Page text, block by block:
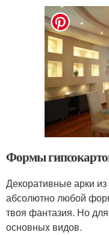
Формы
Декоративные арки из
абсолютно любой
твоя фантазия. Но
основных видов.